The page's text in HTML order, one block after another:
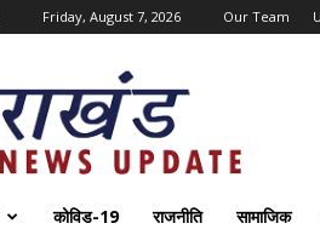
Friday, August 7, 2026 Our Team
Uttarakhand
News
Update
कोविड-19 राजनीति सामाजिक